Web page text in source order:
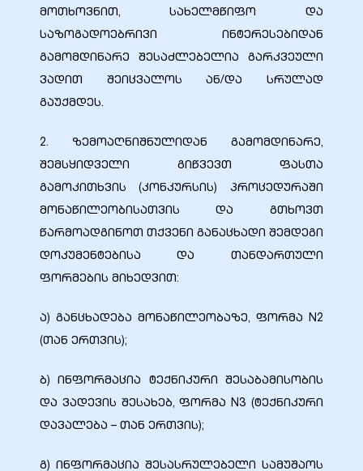
მოთხოვნით, სახელმწიფო და
საზოგადოებრივი ინტერესებიდან
გამომდინარე შესაძლებელია გარკვეული
ვადით შეიცვალოს ან/და სრულად
გაუქმდეს.
2. ზემოაღნიშნულიდან გამომდინარე,
შემსყიდველი გიწვევთ ფასთა
გამოკითხვის (კონკურსის) პროცედურაში
მონაწილეობისათვის და გთხოვთ
წარმოადგინოთ თქვენი განაცხადი შემდეგი
დოკუმენტებისა და თანდართული
ფორმების მიხედვით:
ა) განცხადება მონაწილეობაზე, ფორმა N2
(თან ერთვის);
ბ) ინფორმაცია ტექნიკური შესაბამისობის
და ვადევის შესახებ, ფორმა N3 (ტექნიკური
დავალება – თან ერთვის);
გ) ინფორმაცია შესასრულებელი სამუშაოს